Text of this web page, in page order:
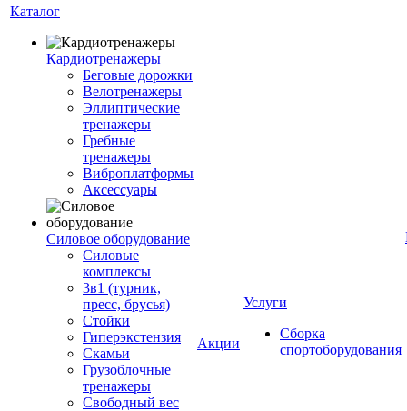
Каталог
Кардиотренажеры
Беговые дорожки
Велотренажеры
Эллиптические
тренажеры
Гребные
тренажеры
Виброплатформы
Аксессуары
Силовое оборудование
Силовые
комплексы
3в1 (турник,
пресс, брусья)
Стойки
Гиперэкстензия
Скамьи
Грузоблочные
тренажеры
Свободный вес
Акции
Услуги
Сборка
спортоборудования